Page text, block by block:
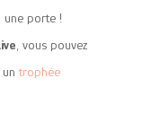
porte !
, vous pouvez
trophée